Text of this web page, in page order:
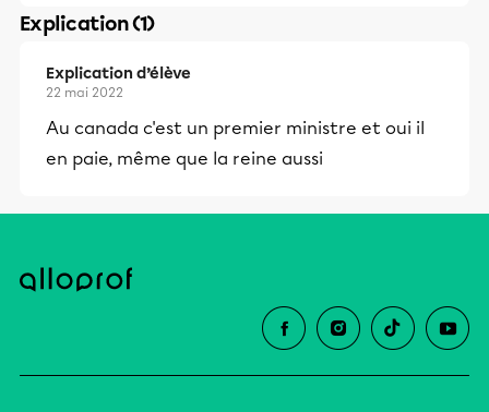
Explication (1)
Explication d’élève
22 mai 2022
Au canada c'est un premier ministre et oui il
en paie, même que la reine aussi